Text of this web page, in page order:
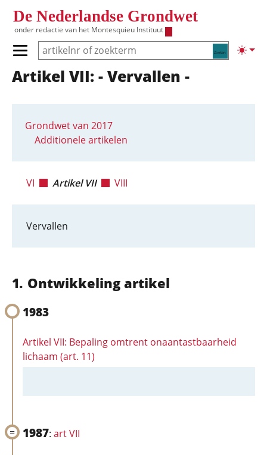
De Nederlandse Grondwet
onder redactie van het Montesquieu Instituut
Zoeken
Primair menu tonen/verbergen
Hoofdnavigatie
Artikel VII: - Vervallen -
Grondwet van 2017
Additionele artikelen
VI Artikel VII VIII
Vervallen
Ontwikkeling artikel
1983
Artikel VII: Bepaling omtrent onaantastbaarheid
lichaam (art. 11)
1987: art VII